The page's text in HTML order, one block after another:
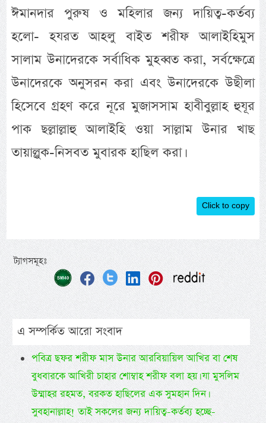
ঈমানদার পুরুষ ও মহিলার জন্য দায়িত্ব-কর্তব্য
হলো- হযরত আহলু বাইত শরীফ আলাইহিমুস
সালাম উনাদেরকে সর্বাধিক মুহব্বত করা, সর্বক্ষেত্রে
উনাদেরকে অনুসরন করা এবং উনাদেরকে উছীলা
হিসেবে গ্রহণ করে নূরে মুজাসসাম হাবীবুল্লাহ হুযূর
পাক ছল্লাল্লাহু আলাইহি ওয়া সাল্লাম উনার খাছ
তায়াল্লুক-নিসবত মুবারক হাছিল করা।
Click to copy
ট্যাগসমূহঃ
এ সম্পর্কিত আরো সংবাদ
পবিত্র ছফর শরীফ মাস উনার আরবিয়ায়িল আখির বা শেষ
বুধবারকে আখিরী চাহার শোম্বাহ শরীফ বলা হয়। যা মুসলিম
উম্মাহর রহমত, বরকত হাছিলের এক সুমহান দিন।
সুবহানাল্লাহ! তাই সকলের জন্য দায়িত্ব-কর্তব্য হচ্ছে-